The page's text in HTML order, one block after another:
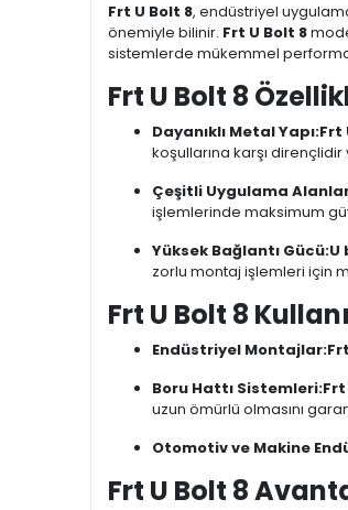
Frt U Bolt 8, endüstriyel
önemiyle bilinir. Frt U Bolt 8
sistemlerde mükemmel
Frt U Bolt 8
Dayanıklı Metal Yapı:Frt
koşullarına karşı dirençlidir
Çeşitli Uygulama
işlemlerinde maksimum
Yüksek Bağlantı Gücü:U
zorlu montaj işlemleri için
Frt U Bolt 8
Endüstriyel Montajlar:
Boru Hattı Sistemleri:Frt
uzun ömürlü olmasını
Otomotiv ve Makine
Frt U Bolt 8